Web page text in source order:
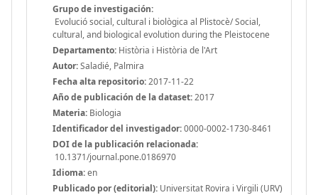
Grupo de investigación:
Evolució social, cultural i biològica al Plistocè/ Social,
cultural, and biological evolution during the Pleistocene
Departamento: Història i Història de l'Art
Autor:Saladié, Palmira
Fecha alta repositorio:2017-11-22
Año de publicación de la dataset:2017
Materia: Biologia
Identificador del investigador:0000-0002-1730-8461
DOI de la publicación relacionada:
10.1371/journal.pone.0186970
Idioma:en
Publicado por (editorial): Universitat Rovira i Virgili (URV)